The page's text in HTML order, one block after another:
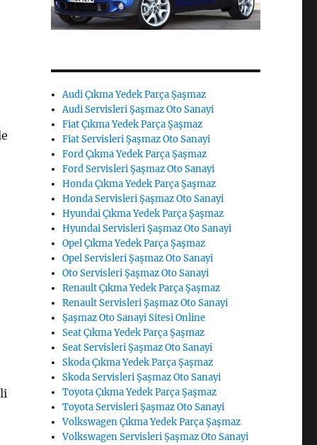
Audi Çıkma Yedek Parça Şaşmaz
Audi Servisleri Şaşmaz Oto Sanayi
Fiat Çıkma Yedek Parça Şaşmaz
Fiat Servisleri Şaşmaz Oto Sanayi
Ford Çıkma Yedek Parça Şaşmaz
Ford Servisleri Şaşmaz Oto Sanayi
Honda Çıkma Yedek Parça Şaşmaz
Honda Servisleri Şaşmaz Oto Sanayi
Hyundai Çıkma Yedek Parça Şaşmaz
Hyundai Servisleri Şaşmaz Oto Sanayi
Opel Çıkma Yedek Parça Şaşmaz
Opel Servisleri Şaşmaz Oto Sanayi
Oto Servisleri Şaşmaz Oto Sanayi
Renault Çıkma Yedek Parça Şaşmaz
Renault Servisleri Şaşmaz Oto Sanayi
Şaşmaz Oto Sanayi Sitesi Online
Seat Çıkma Yedek Parça Şaşmaz
Seat Servisleri Şaşmaz Oto Sanayi
Skoda Çıkma Yedek Parça Şaşmaz
Skoda Servisleri Şaşmaz Oto Sanayi
Toyota Çıkma Yedek Parça Şaşmaz
Toyota Servisleri Şaşmaz Oto Sanayi
Volkswagen Çıkma Yedek Parça Şaşmaz
Volkswagen Servisleri Şaşmaz Oto Sanayi